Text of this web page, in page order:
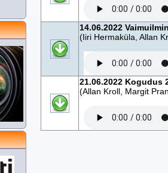
14.06.2022
(Iiri Hermaküla, Allan
21.06.2022 Kogudus
(Allan Kroll, Margit